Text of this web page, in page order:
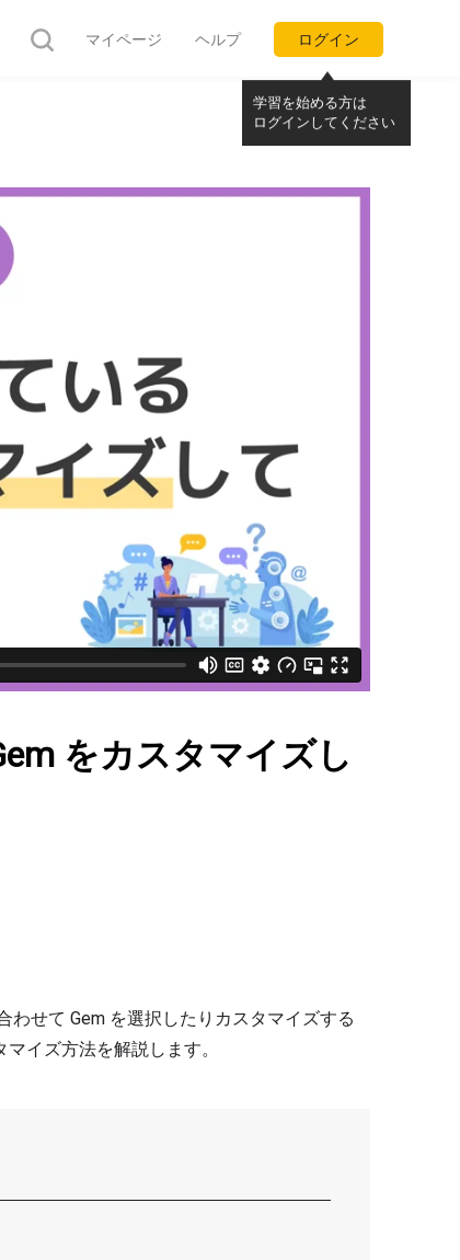
マイページ ヘルプ ログイン
学習を始める方は
ログインしてください
をカスタマイズし
わせて Gem を選択したりカスタマイズする
イズ方法を解説します。